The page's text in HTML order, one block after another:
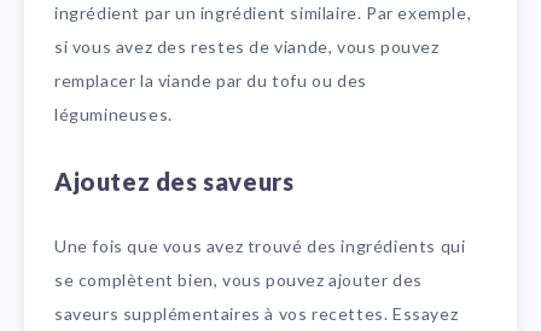
ingrédient par un ingrédient similaire. Par exemple,
si vous avez des restes de viande, vous pouvez
remplacer la viande par du tofu ou des
légumineuses.
Ajoutez des saveurs
Une fois que vous avez trouvé des ingrédients qui
se complètent bien, vous pouvez ajouter des
saveurs supplémentaires à vos recettes. Essayez